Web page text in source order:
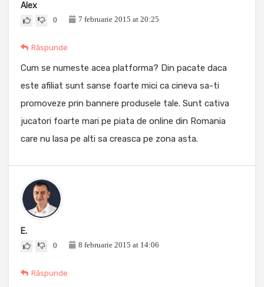
Alex
0 7 februarie 2015 at 20:25
Răspunde
Cum se numeste acea platforma? Din pacate daca
este afiliat sunt sanse foarte mici ca cineva sa-ti
promoveze prin bannere produsele tale. Sunt cativa
jucatori foarte mari pe piata de online din Romania
care nu lasa pe alti sa creasca pe zona asta.
E.
0 8 februarie 2015 at 14:06
Răspunde